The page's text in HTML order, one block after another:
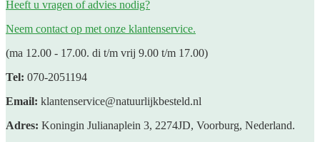
Heeft u vragen of advies nodig?
Neem contact op met onze klantenservice.
(ma 12.00 - 17.00. di t/m vrij 9.00 t/m 17.00)
Tel: 070-2051194
Email: klantenservice@natuurlijkbesteld.nl
Adres: Koningin Julianaplein 3, 2274JD, Voorburg, Nederland.